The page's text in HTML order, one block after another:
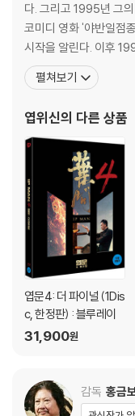
다. 그리고 1995년 그
코미디 영화 '야반일점
시작을 알린다. 이후
서 우수영화상과 각본
홍콩비평가협회상의 우
의 입지를 굳혀왔다. 그
펼쳐보기
엽위신의 다른 상품
엽문4: 더 파이널 (1Dis
c, 한정판) : 블루레이
31,900원
감독 홍금